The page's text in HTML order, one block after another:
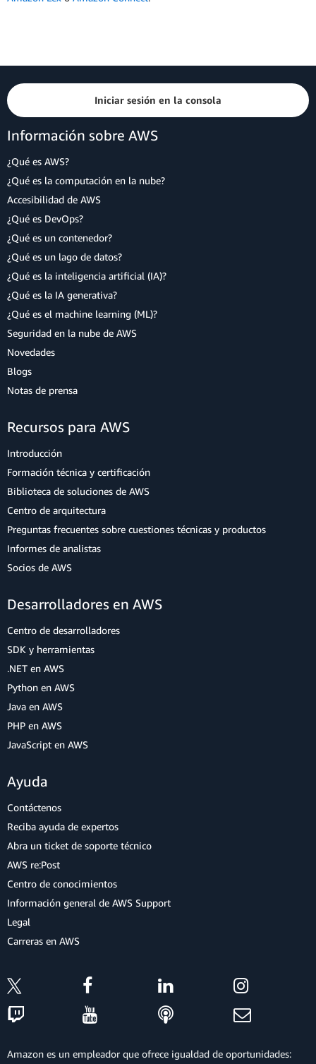
Iniciar sesión en la consola
Información sobre AWS
¿Qué es AWS?
¿Qué es la computación en la nube?
Accesibilidad de AWS
¿Qué es DevOps?
¿Qué es un contenedor?
¿Qué es un lago de datos?
¿Qué es la inteligencia artificial (IA)?
¿Qué es la IA generativa?
¿Qué es el machine learning (ML)?
Seguridad en la nube de AWS
Novedades
Blogs
Notas de prensa
Recursos para AWS
Introducción
Formación técnica y certificación
Biblioteca de soluciones de AWS
Centro de arquitectura
Preguntas frecuentes sobre cuestiones técnicas y productos
Informes de analistas
Socios de AWS
Desarrolladores en AWS
Centro de desarrolladores
SDK y herramientas
.NET en AWS
Python en AWS
Java en AWS
PHP en AWS
JavaScript en AWS
Ayuda
Contáctenos
Reciba ayuda de expertos
Abra un ticket de soporte técnico
AWS re:Post
Centro de conocimientos
Información general de AWS Support
Legal
Carreras en AWS
Amazon es un empleador que ofrece igualdad de oportunidades: